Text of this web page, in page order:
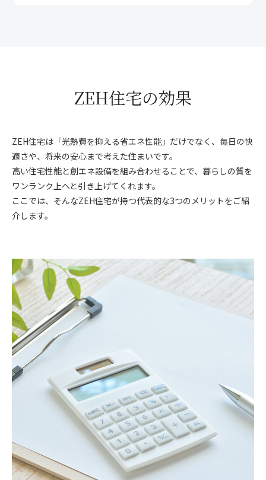
ZEH住宅の効果
ZEH住宅は「光熱費を抑える省エネ性能」だけでなく、毎日の快
適さや、将来の安心まで考えた住まいです。
高い住宅性能と創エネ設備を組み合わせることで、暮らしの質を
ワンランク上へと引き上げてくれます。
ここでは、そんなZEH住宅が持つ代表的な3つのメリットをご紹
介します。